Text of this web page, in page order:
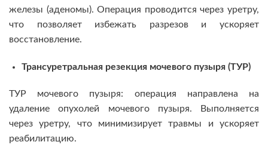
железы (аденомы). Операция проводится через уретру,
что позволяет избежать разрезов и ускоряет
восстановление.
Трансуретральная резекция мочевого пузыря (ТУР)
ТУР мочевого пузыря: операция направлена на
удаление опухолей мочевого пузыря. Выполняется
через уретру, что минимизирует травмы и ускоряет
реабилитацию.